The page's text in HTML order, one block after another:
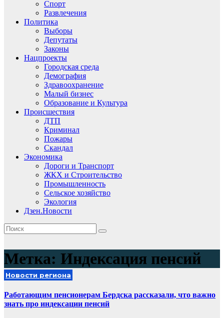
Спорт
Развлечения
Политика
Выборы
Депутаты
Законы
Нацпроекты
Городская среда
Демография
Здравоохранение
Малый бизнес
Образование и Культура
Происшествия
ДТП
Криминал
Пожары
Скандал
Экономика
Дороги и Транспорт
ЖКХ и Строительство
Промышленность
Сельское хозяйство
Экология
Дзен.Новости
Метка: Индексация пенсий
Новости региона
Работающим пенсионерам Бердска рассказали, что важно
знать про индексации пенсий